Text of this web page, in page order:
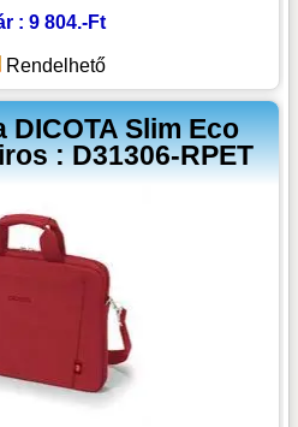
: 9 804.-Ft
Rendelhető
Slim Eco
: D31306-RPET